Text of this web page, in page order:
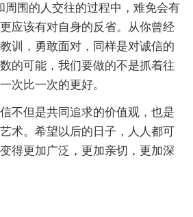
周围的人交往的过程中，难免会有
应该有对自身的反省。从你曾经
训，勇敢面对，同样是对诚信的
的可能，我们要做的不是抓着往
次比一次的更好。
但是共同追求的价值观，也是
术。希望以后的日子，人人都可
得更加广泛，更加亲切，更加深